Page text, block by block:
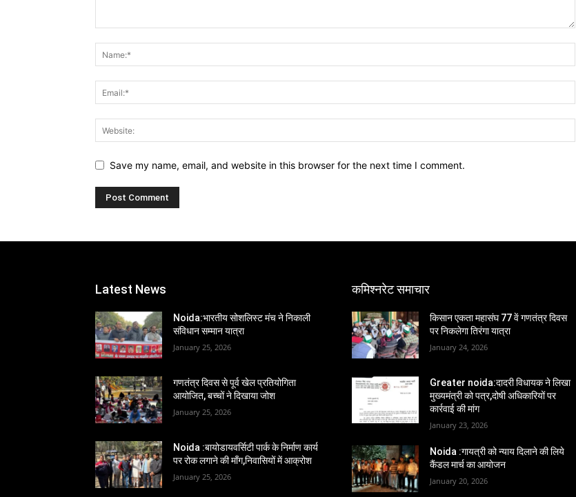
Save my name, email, and website in this browser for the next time I comment.
Latest News
Noida:भारतीय सोशलिस्ट मंच ने निकाली
संविधान सम्मान यात्रा
January 25, 2026
गणतंत्र दिवस से पूर्व खेल प्रतियोगिता
आयोजित, बच्चों ने दिखाया जोश
January 25, 2026
Noida :बायोडायवर्सिटी पार्क के निर्माण कार्य
पर रोक लगाने की माँग,निवासियों में आक्रोश
January 25, 2026
कमिश्नरेट समाचार
किसान एकता महासंघ 77 वें गणतंत्र दिवस
पर निकलेगा तिरंगा यात्रा
January 24, 2026
Greater noida:दादरी विधायक ने लिखा
मुख्यमंत्री को पत्र,दोषी अधिकारियों पर
कार्रवाई की मांग
January 23, 2026
Noida :गायत्री को न्याय दिलाने की लिये
कैंडल मार्च का आयोजन
January 20, 2026